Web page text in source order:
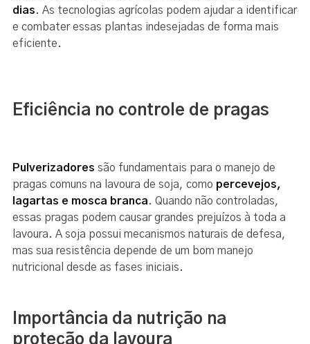
dias. As tecnologias agrícolas podem ajudar a identificar
e combater essas plantas indesejadas de forma mais
eficiente.
Eficiência no controle de pragas
Pulverizadores são fundamentais para o manejo de
pragas comuns na lavoura de soja, como percevejos,
lagartas e mosca branca. Quando não controladas,
essas pragas podem causar grandes prejuízos à toda a
lavoura. A soja possui mecanismos naturais de defesa,
mas sua resistência depende de um bom manejo
nutricional desde as fases iniciais.
Importância da nutrição na
proteção da lavoura